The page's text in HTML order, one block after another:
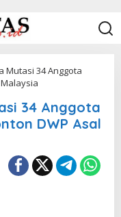
Mutasi 34 Anggota
34 Anggota
DWP Asal